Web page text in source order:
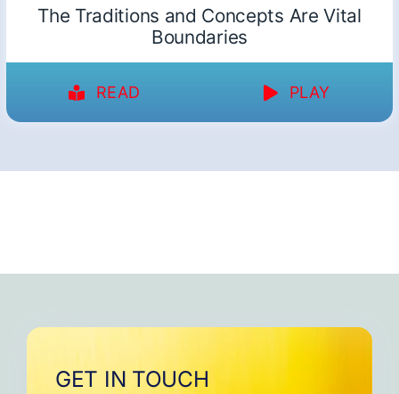
The Traditions and Concepts Are Vital
Boundaries
READ PLAY
GET IN TOUCH